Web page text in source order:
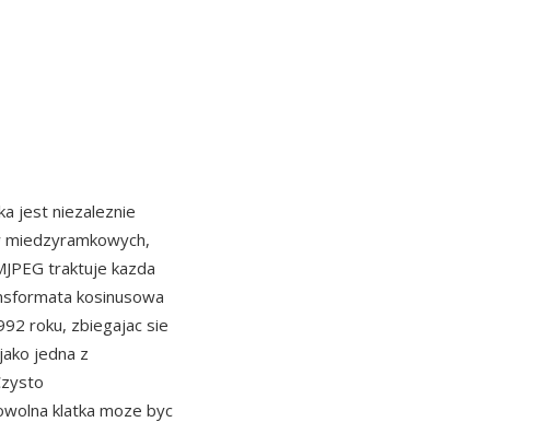
jest niezaleznie
traktuje kazda
kosinusowa
roku, zbiegajac sie
jedna z
klatka moze byc